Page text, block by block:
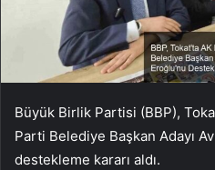
Büyük Birlik Partisi (BBP),
Parti Belediye Başkan Adayı
destekleme kararı aldı.